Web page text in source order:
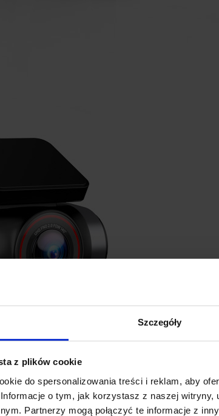
Szczegóły
z plików cookie
do spersonalizowania treści i reklam, aby
o tym, jak korzystasz z naszej witryny,
Partnerzy mogą połączyć te informacje z